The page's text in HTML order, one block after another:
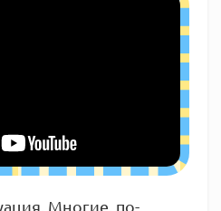
Многие, по-